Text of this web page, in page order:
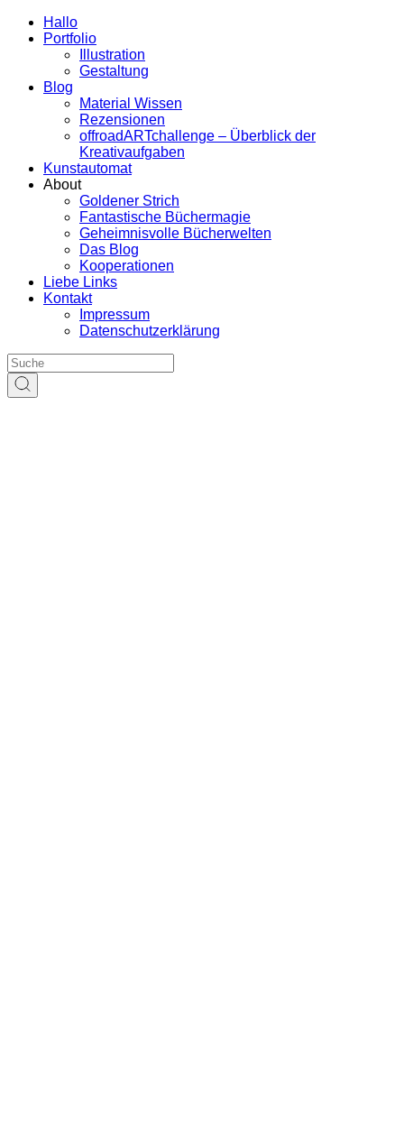
Hallo
Portfolio
Illustration
Gestaltung
Blog
Material Wissen
Rezensionen
offroadARTchallenge – Überblick der
Kreativaufgaben
Kunstautomat
About
Goldener Strich
Fantastische Büchermagie
Geheimnisvolle Bücherwelten
Das Blog
Kooperationen
Liebe Links
Kontakt
Impressum
Datenschutzerklärung